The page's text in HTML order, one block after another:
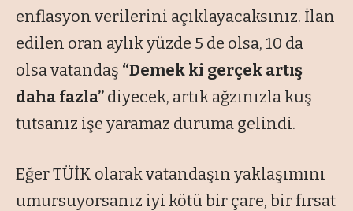
enflasyon verilerini açıklayacaksınız. İlan
edilen oran aylık yüzde 5 de olsa, 10 da
olsa vatandaş “Demek ki gerçek artış
daha fazla” diyecek, artık ağzınızla kuş
tutsanız işe yaramaz duruma gelindi.
Eğer TÜİK olarak vatandaşın yaklaşımını
umursuyorsanız iyi kötü bir çare, bir fırsat